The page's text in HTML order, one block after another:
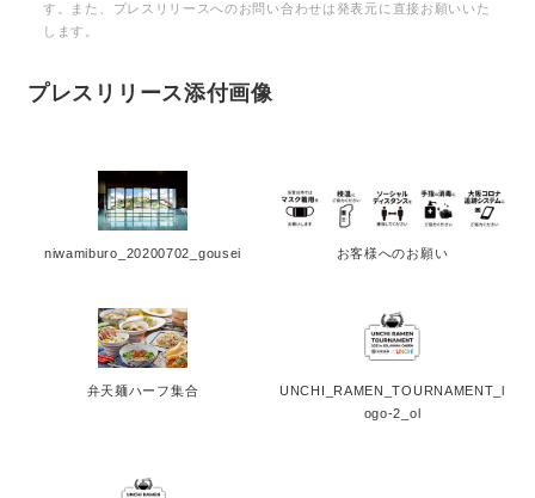
す。また、プレスリリースへのお問い合わせは発表元に直接お願いいた
します。
プレスリリース添付画像
niwamiburo_20200702_gousei お客様へのお願い
弁天麺ハーフ集合
UNCHI_RAMEN_TOURNAMENT_l
ogo-2_ol